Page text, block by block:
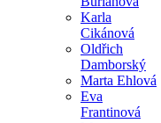
Karla
Cikánová
Oldřich
Damborský
Marta Ehlová
Eva
Frantinová